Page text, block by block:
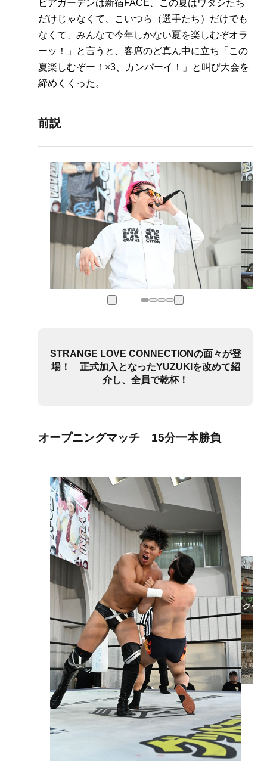
ビアガーデンは新宿FACE、この夏はワタシたち
だけじゃなくて、こいつら（選手たち）だけでも
なくて、みんなで今年しかない夏を楽しむぞオラ
ーッ！」と言うと、客席のど真ん中に立ち「この
夏楽しむぞー！×3、カンパーイ！」と叫び大会を
締めくくった。
前説
STRANGE LOVE CONNECTIONの面々が登
場！ 正式加入となったYUZUKIを改めて紹
介し、全員で乾杯！
オープニングマッチ 15分一本勝負